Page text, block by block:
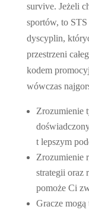
survive. Jeżeli
sportów, to STS
dyscyplin,
przestrzeni
kodem
wówczas
Zrozumienie
t lepszym
Zrozumienie
strategii oraz
pomoże Ci
Gracze